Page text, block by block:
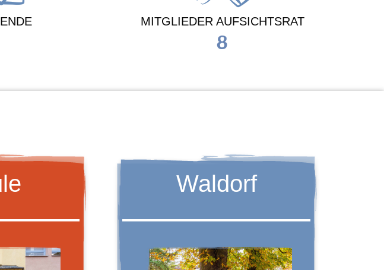
MITGLIEDER AUFSICHTSRAT
8
Waldorf